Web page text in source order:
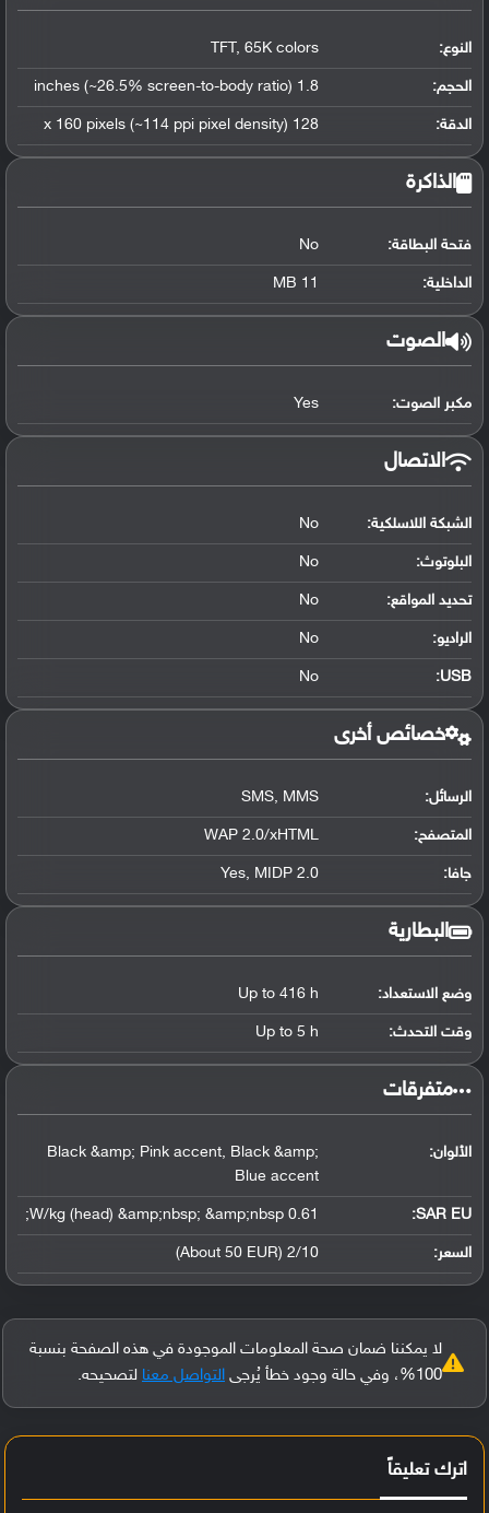
النوع: TFT, 65K colors
الحجم: 1.8 inches (~26.5% screen-to-body ratio)
الدقة: 128 x 160 pixels (~114 ppi pixel density)
الذاكرة
فتحة البطاقة: No
الداخلية: 11 MB
الصوت
مكبر الصوت: Yes
الاتصال
الشبكة اللاسلكية: No
البلوتوث:
No
تحديد المواقع:
No
الراديو: No
USB
:
No
خصائص أخرى
الرسائل: SMS, MMS
المتصفح: WAP 2.0/xHTML
جافا: Yes, MIDP 2.0
البطارية
وضع الاستعداد: Up to 416 h
وقت التحدث: Up to 5 h
‏متفرقات‏
الألوان:
Black &amp; Pink accent, Black &amp;
Blue accent
SAR EU:
0.61 W/kg (head) &amp;nbsp; &amp;nbsp;
السعر: 2/10 (About 50 EUR)
لا يمكننا ضمان صحة المعلومات الموجودة في هذه الصفحة بنسبة
100%، وفي حالة وجود خطأ يُرجى
التواصل معنا لتصحيحه.
اترك تعليقاً